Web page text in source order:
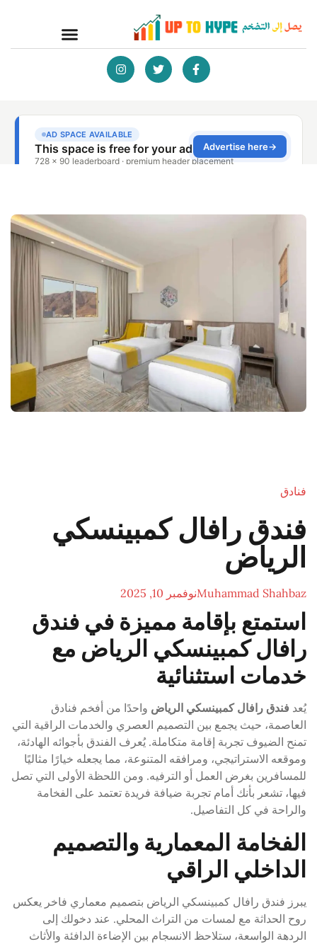
فنادق
فندق رافال كمبينسكي
الرياض
Muhammad Shahbazنوفمبر 10, 2025
استمتع بإقامة مميزة في فندق
رافال كمبينسكي الرياض مع
خدمات استثنائية
يُعد فندق رافال كمبينسكي الرياض واحدًا من أفخم فنادق
العاصمة، حيث يجمع بين التصميم العصري والخدمات الراقية التي
تمنح الضيوف تجربة إقامة متكاملة. يُعرف الفندق بأجوائه الهادئة،
وموقعه الاستراتيجي، ومرافقه المتنوعة، مما يجعله خيارًا مثاليًا
للمسافرين بغرض العمل أو الترفيه. ومن اللحظة الأولى التي تصل
فيها، تشعر بأنك أمام تجربة ضيافة فريدة تعتمد على الفخامة
والراحة في كل التفاصيل.
الفخامة المعمارية والتصميم
الداخلي الراقي
يبرز فندق رافال كمبينسكي الرياض بتصميم معماري فاخر يعكس
روح الحداثة مع لمسات من التراث المحلي. عند دخولك إلى
الردهة الواسعة، ستلاحظ الانسجام بين الإضاءة الدافئة والأثاث